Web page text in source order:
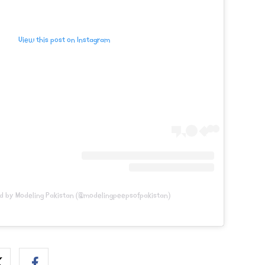
View this post on Instagram
by Modeling Pakistan (@modelingpeepsofpakistan)